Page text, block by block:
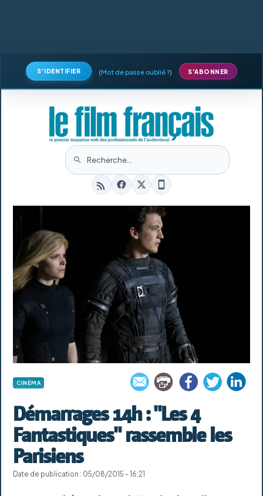
S'IDENTIFIER (Mot de passe oublié ?) S'ABONNER
CINÉMA
Démarrages 14h : "Les 4
Fantastiques" rassemble les
Parisiens
Date de publication : 05/08/2015 - 16:21